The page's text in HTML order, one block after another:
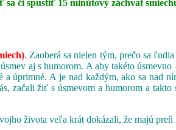
či spustiť 15 minútový záchvat
. Zaoberá sa nielen tým, prečo sa
aj s humorom. A aby takéto
a úprimné. A je nad každým, ako sa
začali žiť s úsmevom a humorom a
života veľa krát dokázali, že majú